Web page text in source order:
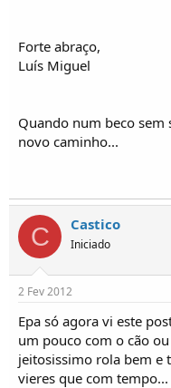
Forte abraço,
Luís Miguel
Quando num beco sem
novo caminho...
C Castico
Iniciado
2 Fev 2012
Epa só agora vi este
um pouco com o cão
jeitosissimo rola bem e
vieres que com tempo...